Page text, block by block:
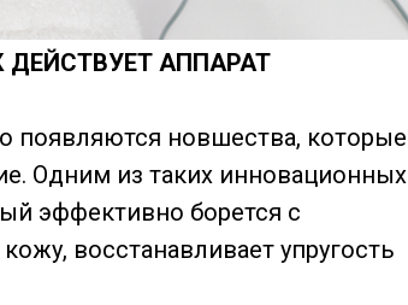
ДЕЙСТВУЕТ АППАРАТ
появляются новшества, которые
Одним из таких инновационных
эффективно борется с
восстанавливает упругость